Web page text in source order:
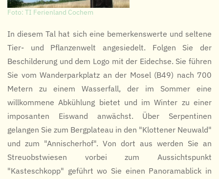
Foto: TI Ferienland Cochem
In diesem Tal hat sich eine bemerkenswerte und seltene
Tier- und Pflanzenwelt angesiedelt. Folgen Sie der
Beschilderung und dem Logo mit der Eidechse. Sie führen
Sie vom Wanderparkplatz an der Mosel (B49) nach 700
Metern zu einem Wasserfall, der im Sommer eine
willkommene Abkühlung bietet und im Winter zu einer
imposanten Eiswand anwächst. Über Serpentinen
gelangen Sie zum Bergplateau in den "Klottener Neuwald"
und zum "Annischerhof". Von dort aus werden Sie an
Streuobstwiesen vorbei zum Aussichtspunkt
"Kasteschkopp" geführt wo Sie einen Panoramablick in